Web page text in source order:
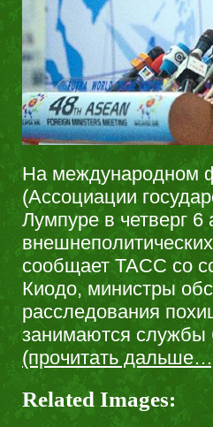
На международном
(Ассоциации
Лумпуре в четверг 6
сообщает ТАСС со
Киодо, министры
расследования
занимаются службы
(прочитать
Related Images: